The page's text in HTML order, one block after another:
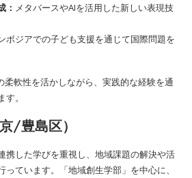
： メタバースやAIを活用した新しい表現技
ボジアでの子ども支援を通じて国際問題を
柔軟性を活かしながら、実践的な経験を通
。
/豊島区）
携した学びを重視し、地域課題の解決や活
ています。「地域創生学部」を中心に、